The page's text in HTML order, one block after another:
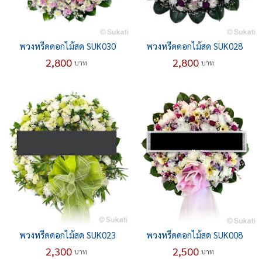
พวงหรีดดอกไม้สด SUK030
2,800 บาท
พวงหรีดดอกไม้สด SUK028
2,800 บาท
พวงหรีดดอกไม้สด SUK023
2,300 บาท
พวงหรีดดอกไม้สด SUK008
2,500 บาท